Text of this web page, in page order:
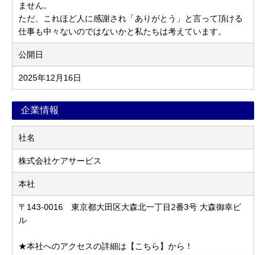
ません。
ただ、これほど人に感謝され「ありがとう」と言って頂ける
仕事も中々ないのではないかと私たちは考えています。
公開日
2025年12月16日
企業情報
社名
株式会社ケアサービス
本社
〒143-0016 東京都大田区大森北一丁目2番3号 大森御幸ビ
ル
★本社へのアクセスの詳細は【こちら】から！